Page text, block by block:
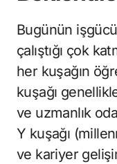
Bugünün
çalıştığı çok
her kuşağın
kuşağı
ve uzmanlık
Y kuşağı
ve kariyer